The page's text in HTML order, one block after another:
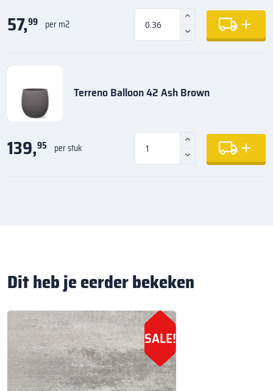
57,99 per m2
Terreno Balloon 42 Ash Brown
139,95 per stuk
Dit heb je eerder bekeken
SALE!